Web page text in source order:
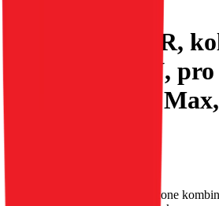
Pouzdro ROAR,
CLOUD SKIN,
iPhone 17 Pro
Pouzdro Roar Cloud Skin Silicone